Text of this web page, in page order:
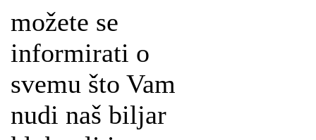
možete se
informirati o
svemu što Vam
nudi naš biljar